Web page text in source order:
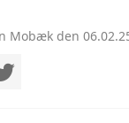
Mobæk den